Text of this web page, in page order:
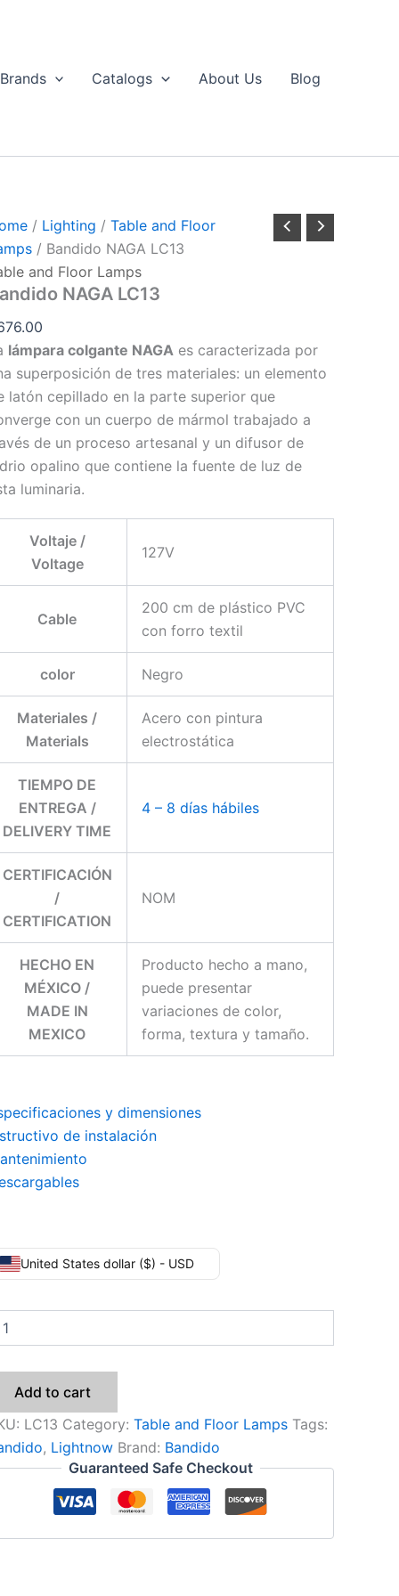
Brands Catalogs About Us Blog
/ Lighting / Table and Floor
/ Bandido NAGA LC13
and Floor Lamps
NAGA LC13
lámpara colgante NAGAes caracterizada por
superposición de tres materiales: un elemento
latón cepillado en la parte superior que
con un cuerpo de mármol trabajado a
de un proceso artesanal y un difusor de
opalino que contiene la fuente de luz de
luminaria.
Voltaje /
Voltage
127V
Cable
200 cm de plástico PVC
con forro textil
color Negro
Materiales /
Materials
Acero con pintura
electrostática
TIEMPO DE
ENTREGA /
DELIVERY TIME
4 – 8 días hábiles
CERTIFICACIÓN
/
CERTIFICATION
NOM
HECHO EN
MÉXICO /
MADE IN
MEXICO
Producto hecho a mano,
puede presentar
variaciones de color,
forma, textura y tamaño.
y dimensiones
de instalación
United States dollar ($) - USD
Add to cart
LC13 Category: Table and Floor Lamps Tags:
, Lightnow Brand: Bandido
Guaranteed Safe Checkout